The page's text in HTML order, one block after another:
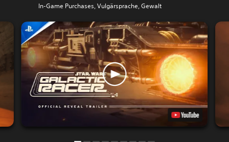
In-Game Purchases, Vulgärsprache, Gewalt